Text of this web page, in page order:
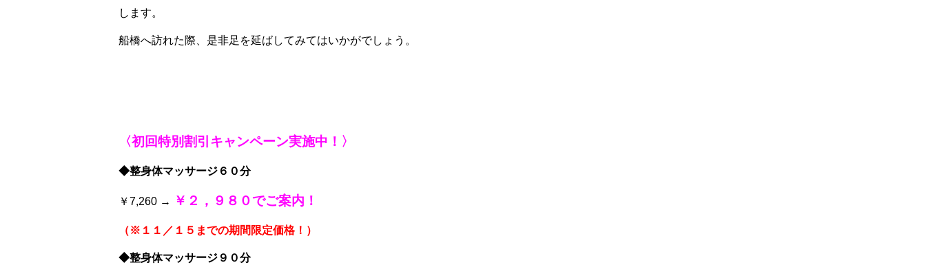
します。
船橋へ訪れた際、是非足を延ばしてみてはいかがでしょう。
〈初回特別割引キャンペーン実施中！〉
◆整身体マッサージ６０分
￥7,260 → ￥２，９８０でご案内！
（※１１／１５までの期間限定価格！）
◆整身体マッサージ９０分